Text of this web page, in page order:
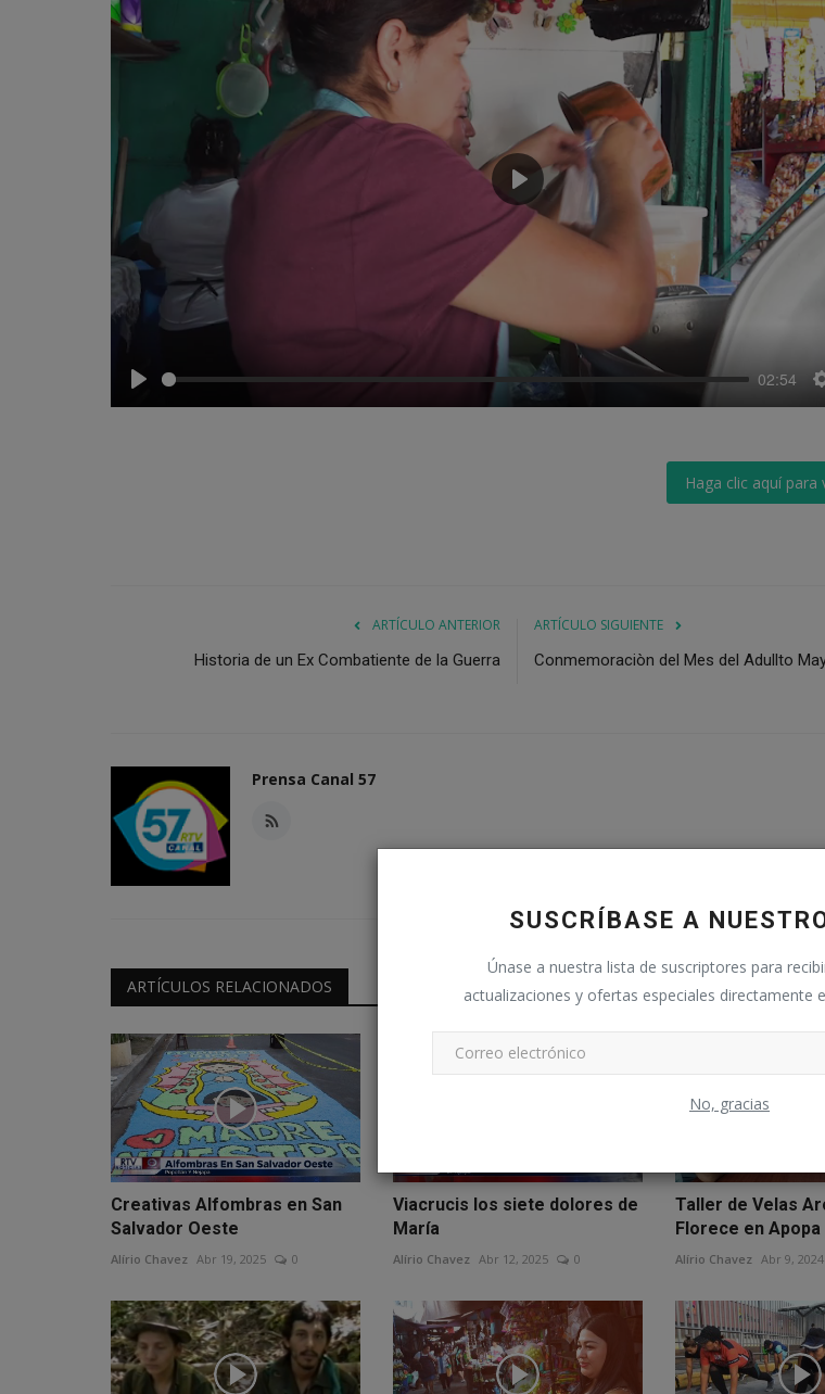
SUSCRÍBASE A
Únase a nuestra lista de suscriptores para
actualizaciones y ofertas especiales directamente
No, gracias
02:54
Play
Haga clic aquí
ARTÍCULO ANTERIOR
Historia de un Ex Combatiente de la Guerra
ARTÍCULO SIGUIENTE
Conmemoraciòn del Mes del Adullto
Prensa Canal 57
ARTÍCULOS RELACIONADOS
Creativas Alfombras en San
Salvador Oeste
Alírio Chavez Abr 19, 2025 0
Viacrucis los siete dolores de
María
Alírio Chavez Abr 12, 2025 0
Taller de Velas
Florece en Apopa
Alírio Chavez Abr 9, 2024